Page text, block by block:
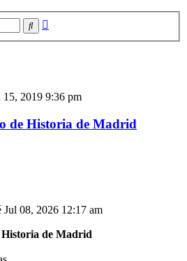
Buscar
15, 2019 9:36 pm
de Historia de Madrid
Jul 08, 2026 12:17 am
Historia de Madrid